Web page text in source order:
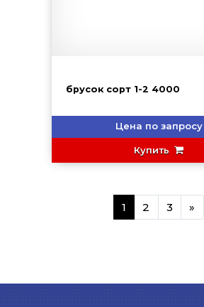
брусок сорт 1-2 4000
Цена по запросу
Купить
1 2 3 »